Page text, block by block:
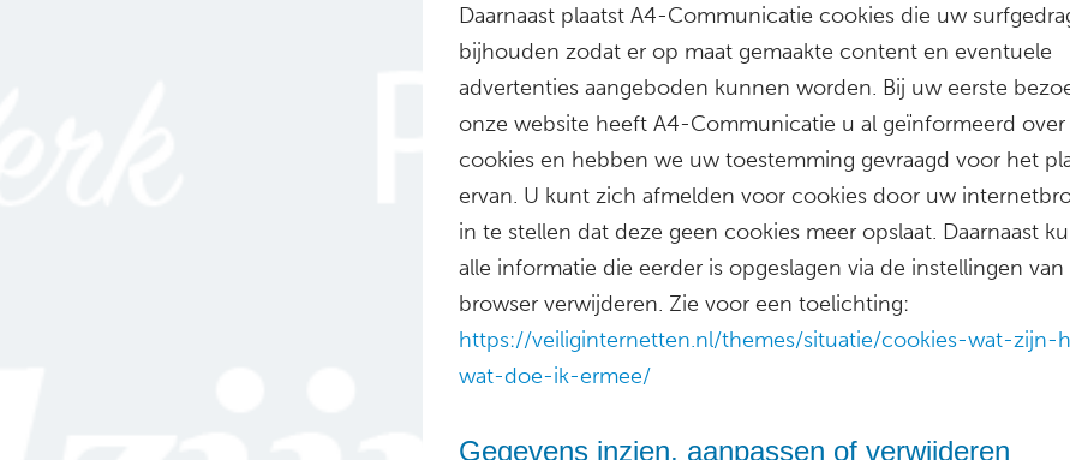
Daarnaast plaatst A4-Communicatie cookies die uw
bijhouden zodat er op maat gemaakte content en eventuele
advertenties aangeboden kunnen worden. Bij uw eerste
onze website heeft A4-Communicatie u al geïnformeerd over
cookies en hebben we uw toestemming gevraagd voor het
ervan. U kunt zich afmelden voor cookies door uw
in te stellen dat deze geen cookies meer opslaat. Daarnaast
alle informatie die eerder is opgeslagen via de instellingen
browser verwijderen. Zie voor een toelichting:
https://veiliginternetten.nl/themes/situatie/cookies-wat-zijn-
wat-doe-ik-ermee/
Gegevens inzien, aanpassen of verwijderen